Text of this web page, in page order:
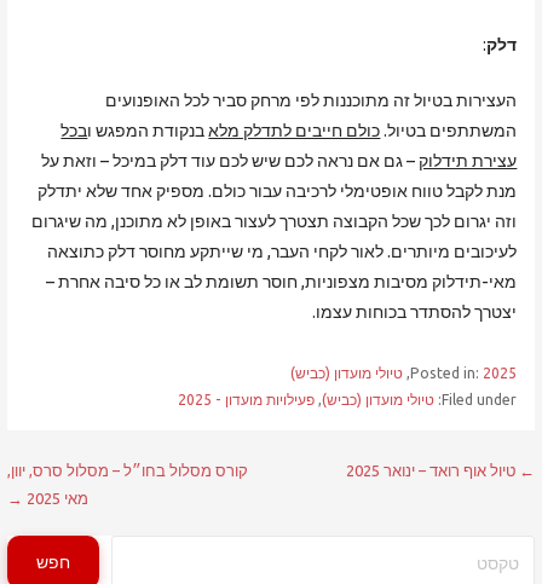
דלק:
העצירות בטיול זה מתוכננות לפי מרחק סביר לכל האופנועים
המשתתפים בטיול.כולם חייבים לתדלק מלאבנקודת המפגש ובכל
עצירת תידלוק– גם אם נראה לכם שיש לכם עוד דלק במיכל – וזאת על
מנת לקבל טווח אופטימלי לרכיבה עבור כולם. מספיק אחד שלא יתדלק
וזה יגרום לכך שכל הקבוצה תצטרך לעצור באופן לא מתוכנן, מה שיגרום
לעיכובים מיותרים. לאור לקחי העבר, מי שייתקע מחוסר דלק כתוצאה
מאי-תידלוק מסיבות מצפוניות, חוסר תשומת לב או כל סיבה אחרת –
יצטרך להסתדר בכוחות עצמו.
Posted in: 2025
, טיולי מועדון (כביש)
Filed under: טיולי מועדון (כביש), פעילויות מועדון - 2025
ניווט
← טיול אוף רואד – ינואר 2025
קורס מסלול בחו״ל – מסלול סרס, יוון,
מאי 2025 →
חפש